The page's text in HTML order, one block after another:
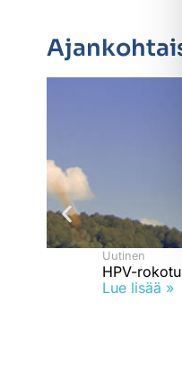
Uutinen
HPV-
Lue lisää »